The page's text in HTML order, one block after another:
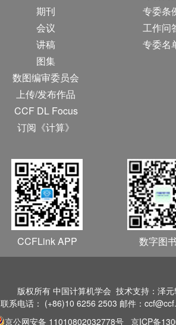
期刊
会议
讲稿
图集
数图编审委员会
上传/发布作品
CCF DL Focus
订阅《计算》
专委条
工作问
专委名
CCFLink APP 数字图
版权所有 中国计算机学会 技术支持：泽
联系电话： (+86)10 6256 2503 邮件：
京公网安备 11010802032778号 京ICP备